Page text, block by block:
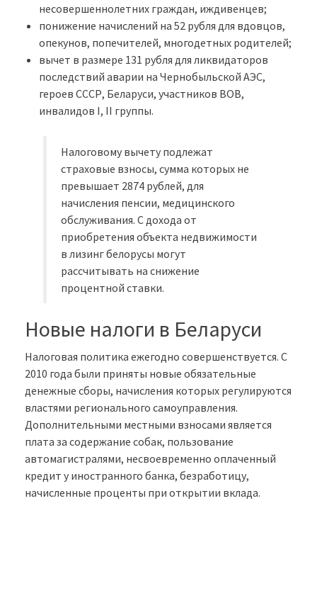
несовершеннолетних граждан, иждивенцев;
понижение начислений на 52 рубля для вдовцов,
опекунов, попечителей, многодетных родителей;
вычет в размере 131 рубля для ликвидаторов
последствий аварии на Чернобыльской АЭС,
героев СССР, Беларуси, участников ВОВ,
инвалидов I, II группы.
Налоговому вычету подлежат
страховые взносы, сумма которых не
превышает 2874 рублей, для
начисления пенсии, медицинского
обслуживания. С дохода от
приобретения объекта недвижимости
в лизинг белорусы могут
рассчитывать на снижение
процентной ставки.
Новые налоги в Беларуси
Налоговая политика ежегодно совершенствуется. С
2010 года были приняты новые обязательные
денежные сборы, начисления которых регулируются
властями регионального самоуправления.
Дополнительными местными взносами является
плата за содержание собак, пользование
автомагистралями, несвоевременно оплаченный
кредит у иностранного банка, безработицу,
начисленные проценты при открытии вклада.